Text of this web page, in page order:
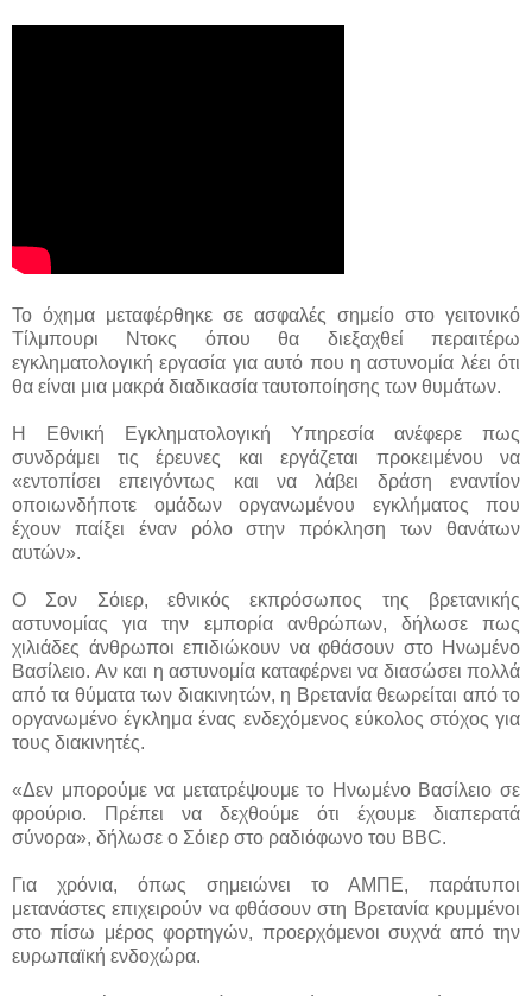
Το όχημα μεταφέρθηκε σε ασφαλές σημείο στο γειτονικό
Τίλμπουρι Ντοκς όπου θα διεξαχθεί περαιτέρω
εγκληματολογική εργασία για αυτό που η αστυνομία λέει ότι
θα είναι μια μακρά διαδικασία ταυτοποίησης των θυμάτων.
Η Εθνική Εγκληματολογική Υπηρεσία ανέφερε πως
συνδράμει τις έρευνες και εργάζεται προκειμένου να
«εντοπίσει επειγόντως και να λάβει δράση εναντίον
οποιωνδήποτε ομάδων οργανωμένου εγκλήματος που
έχουν παίξει έναν ρόλο στην πρόκληση των θανάτων
αυτών».
Ο Σον Σόιερ, εθνικός εκπρόσωπος της βρετανικής
αστυνομίας για την εμπορία ανθρώπων, δήλωσε πως
χιλιάδες άνθρωποι επιδιώκουν να φθάσουν στο Ηνωμένο
Βασίλειο. Αν και η αστυνομία καταφέρνει να διασώσει πολλά
από τα θύματα των διακινητών, η Βρετανία θεωρείται από το
οργανωμένο έγκλημα ένας ενδεχόμενος εύκολος στόχος για
τους διακινητές.
«Δεν μπορούμε να μετατρέψουμε το Ηνωμένο Βασίλειο σε
φρούριο. Πρέπει να δεχθούμε ότι έχουμε διαπερατά
σύνορα», δήλωσε ο Σόιερ στο ραδιόφωνο του BBC.
Για χρόνια, όπως σημειώνει το ΑΜΠΕ, παράτυποι
μετανάστες επιχειρούν να φθάσουν στη Βρετανία κρυμμένοι
στο πίσω μέρος φορτηγών, προερχόμενοι συχνά από την
ευρωπαϊκή ενδοχώρα.